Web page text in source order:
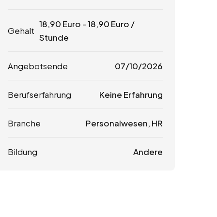
Gehalt
18,90 Euro -18,90 Euro /
Stunde
Angebotsende 07/10/2026
Berufserfahrung Keine Erfahrung
Branche Personalwesen, HR
Bildung Andere